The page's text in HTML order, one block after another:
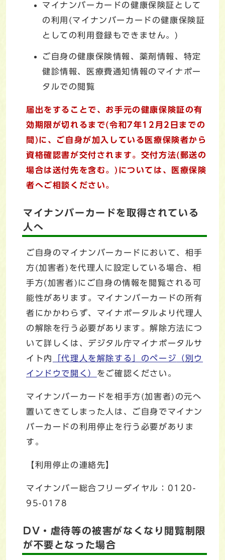
マイナンバーカードの健康保険証として
の利用(マイナンバーカードの健康保険証
としての利用登録もできません。)
ご自身の健康保険情報、薬剤情報、特定
健診情報、医療費通知情報のマイナポー
タルでの閲覧
届出をすることで、お手元の健康保険証の有
効期限が切れるまで(令和7年12月2日までの
間)に、ご自身が加入している医療保険者から
資格確認書が交付されます。 交付方法(郵送の
場合は送付先を含む。)については、医療保険
者へご相談ください。
マイナンバーカードを取得されている
人へ
ご自身のマイナンバーカードにおいて、相手
方(加害者)を代理人に設定している場合、相
手方(加害者)にご自身の情報を閲覧される可
能性があります。マイナンバーカードの所有
者にかかわらず、マイナポータルより代理人
の解除を行う必要があります。解除方法につ
いて詳しくは、デジタル庁マイナポータルサ
イト内
「代理人を解除する」のページ （別ウ
インドウで開く） をご確認ください。
マイナンバーカードを相手方(加害者)の元へ
置いてきてしまった人は、ご自身でマイナン
バーカードの利用停止を行う必要がありま
す。
【利用停止の連絡先】
マイナンバー総合フリーダイヤル：0120-
95-0178
DV・虐待等の被害がなくなり閲覧制限
が不要となった場合